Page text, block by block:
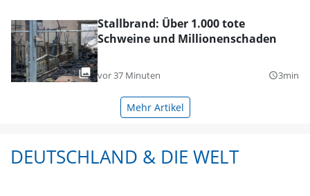
Stallbrand: Über 1.000 tote
Schweine und Millionenschaden
vor 37 Minuten query_builder3min
Mehr Artikel
DEUTSCHLAND & DIE WELT